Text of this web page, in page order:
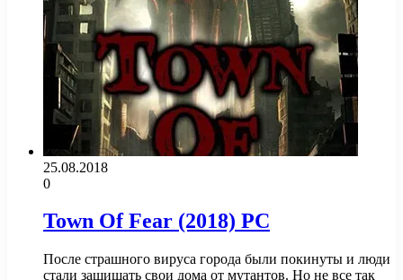
25.08.2018
0
Town Of Fear (2018) PC
После страшного вируса города были покинуты и люди
стали защищать свои дома от мутантов. Но не все так